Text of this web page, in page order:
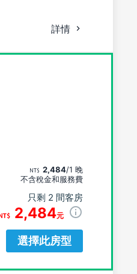
詳情
2,484/1 晚
不含稅金和服務費
只剩 2 間客房
2,484元
選擇此房型